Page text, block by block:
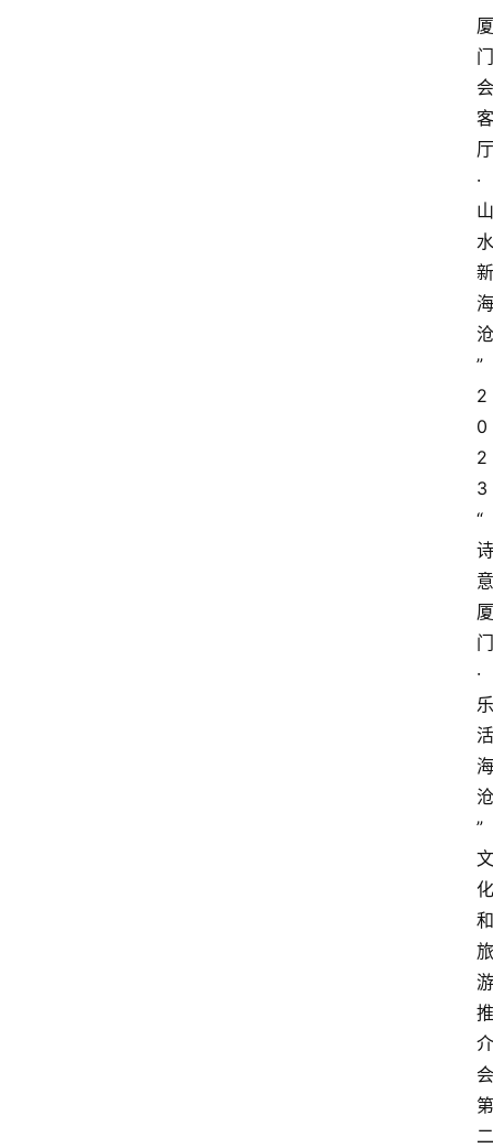
厦
门
会
客
厅
·
山
水
新
海
沧
”
2
0
2
3
“
诗
意
厦
门
·
乐
活
海
沧
”
文
化
和
旅
游
推
介
会
第
二